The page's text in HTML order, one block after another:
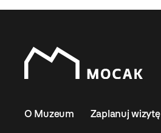
O Muzeum Zaplanuj wizytę